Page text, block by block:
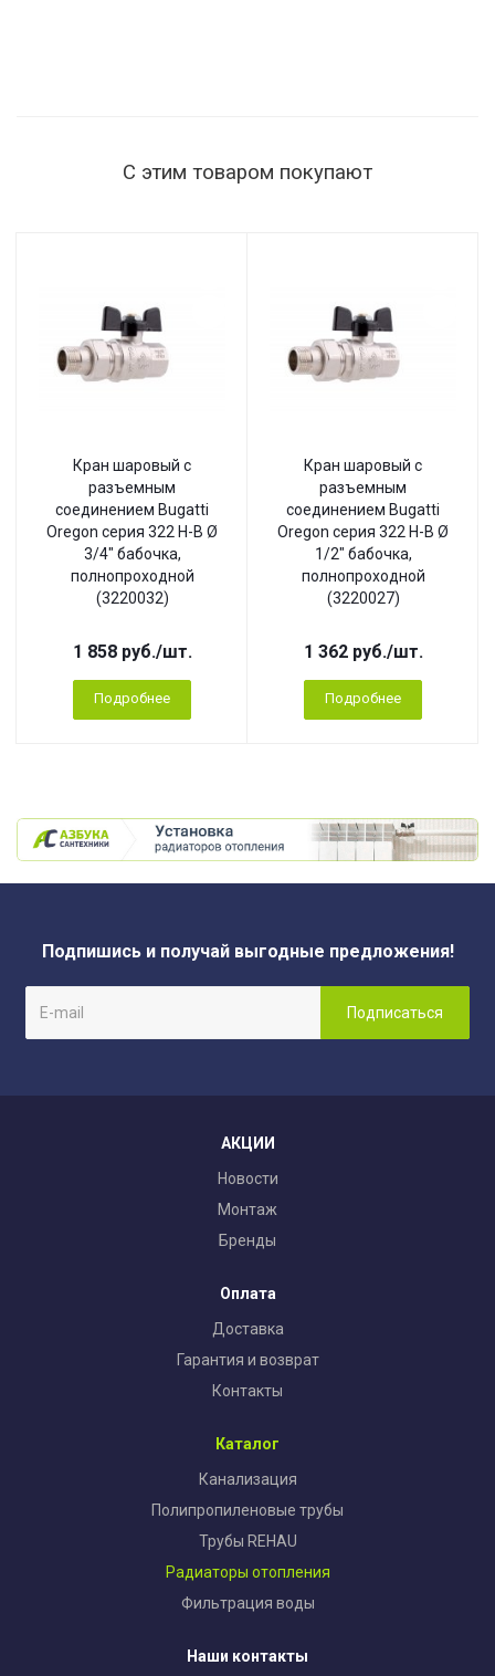
С этим товаром покупают
Кран шаровый с
разъемным
соединением Bugatti
Oregon серия 322 Н-В Ø
3/4" бабочка,
полнопроходной
(3220032)
1 858руб./шт.
Подробнее
Кран шаровый с
разъемным
соединением Bugatti
Oregon серия 322 Н-В Ø
1/2" бабочка,
полнопроходной
(3220027)
1 362руб./шт.
Подробнее
Подпишись и получай выгодные предложения!
АКЦИИ
Новости
Монтаж
Бренды
Оплата
Доставка
Гарантия и возврат
Контакты
Каталог
Канализация
Полипропиленовые трубы
Трубы REHAU
Радиаторы отопления
Фильтрация воды
Наши контакты